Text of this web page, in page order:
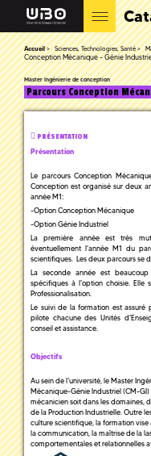
Accueil Sciences, Technologies, Santé
Conception Mécanique - Génie
Master Ingénierie de conception
Parcours Conception
PRÉSENTATION
Présentation
Le parcours Conception
Conception est organisé sur deux
année M1:
-Option Conception Mécanique
-Option Génie Industriel
La première année est très
éventuellement l'année M1 du
scientifiques. Les deux parcours se
La seconde année est
spécifiques à l'option choisie. Elle
Professionalisation.
Le suivi de la formation est
pilote chacune des Unités
conseil et assistance.
Objectifs
Au sein de l'université, le Master
Mécanique-Génie Industriel (CM-
mécanicien soit dans les domaines,
de la Production Industrielle. Outre
culture scientifique, la formation
la communication, la maîtrise de la
comportementales et relationnelles